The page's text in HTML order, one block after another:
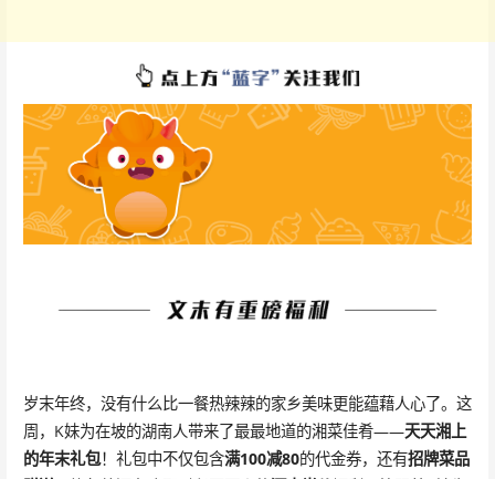
岁末年终，没有什么比一餐热辣辣的家乡美味更能蕴藉人心了。这
周，K妹为在坡的湖南人带来了最最地道的湘菜佳肴——天天湘上
的年末礼包！礼包中不仅包含满100减80的代金券，还有招牌菜品